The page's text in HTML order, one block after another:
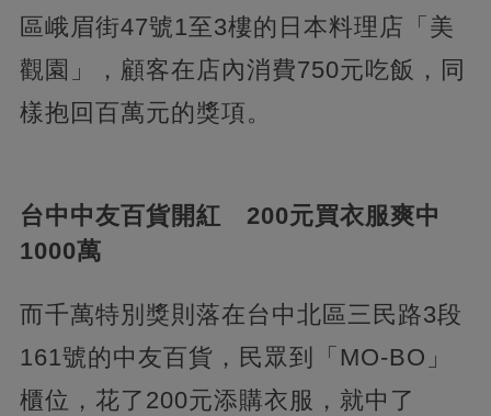
區峨眉街47號1至3樓的日本料理店「美
觀園」，顧客在店內消費750元吃飯，同
樣抱回百萬元的獎項。
台中中友百貨開紅 200元買衣服爽中
1000萬
而千萬特別獎則落在台中北區三民路3段
161號的中友百貨，民眾到「MO-BO」
櫃位，花了200元添購衣服，就中了